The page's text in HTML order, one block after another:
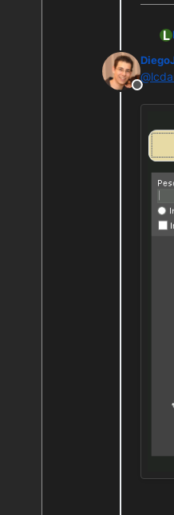
L
Offline
@